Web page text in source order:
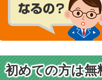
初めての方は無